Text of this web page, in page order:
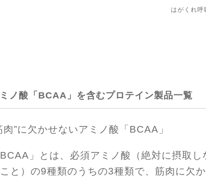
はがくれ
ノ酸「BCAA」を含むプロテイン製品一覧
肉”に欠かせないアミノ酸「BCAA」
BCAA」とは、必須アミノ酸（絶対に摂取
と）の9種類のうちの3種類で、筋肉に欠か